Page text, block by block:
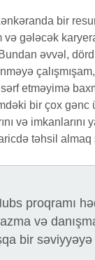
bir
və gələcək
əvvəl,
sərf etməyimə
bir çox gənc
və imkanlarını
təhsil almaq
proqramı
və
bir səviyyəyə